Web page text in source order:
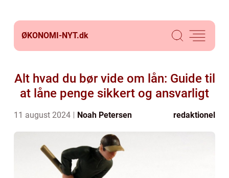
ØKONOMI-NYT.dk
Alt hvad du bør vide om lån: Guide til
at låne penge sikkert og ansvarligt
11 august 2024 Noah Petersen redaktionel